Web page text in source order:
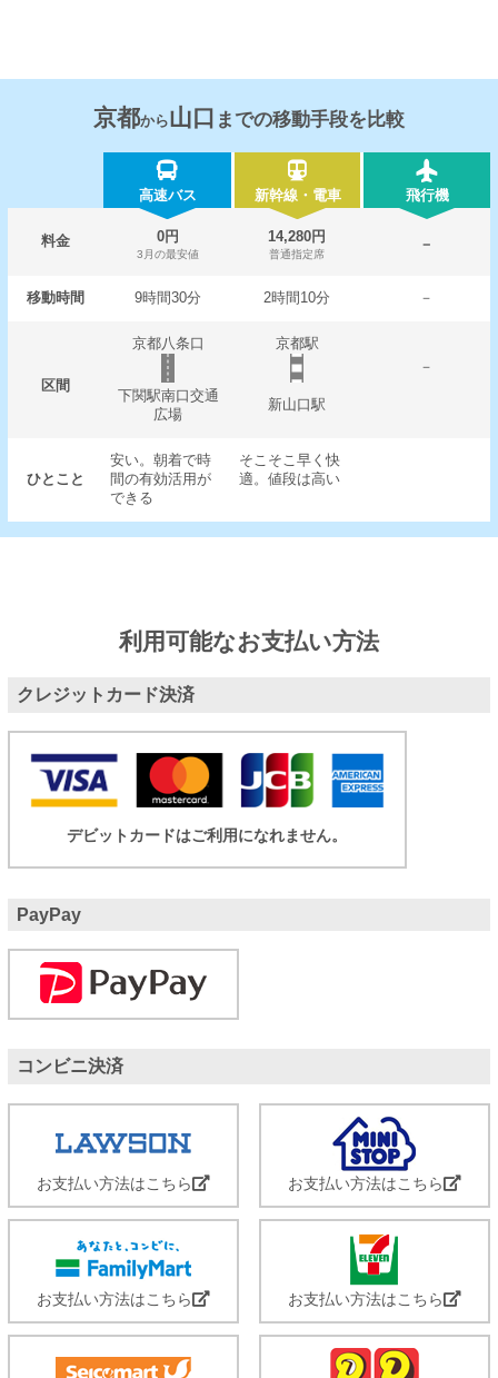
京都から山口 までの移動手段を比較
高速バス 新幹線・電車 飛行機
料金 0円
3月の最安値
14,280円
普通指定席
－
移動時間 9時間30分 2時間10分 －
区間
京都八条口
京都駅
－
下関駅南口交通
広場
新山口駅
ひとこと
安い。朝着で時
間の有効活用が
できる
そこそこ早く快
適。値段は高い
利用可能なお支払い方法
クレジットカード決済
デビットカードはご利用になれません。
PayPay
コンビニ決済
お支払い方法はこちら お支払い方法はこちら
お支払い方法はこちら お支払い方法はこちら